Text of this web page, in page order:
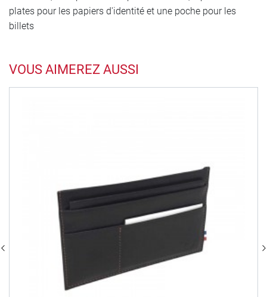
plates pour les papiers d'identité et une poche pour les
billets
VOUS AIMEREZ AUSSI